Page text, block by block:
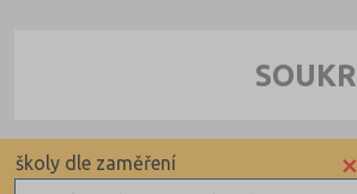
×
školy dle zaměření